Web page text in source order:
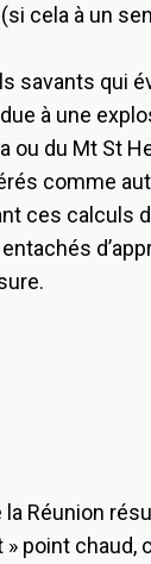
cela à un
savants qui
à une
ou du Mt St
comme
ces calculs
la Réunion
point chaud,